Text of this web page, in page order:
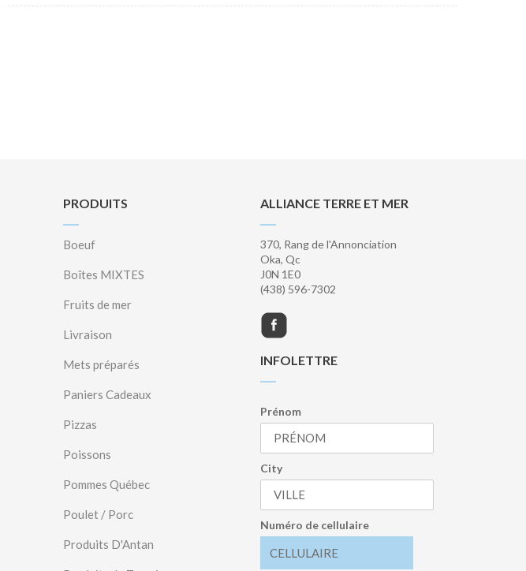
PRODUITS
Boeuf
Boîtes MIXTES
Fruits de mer
Livraison
Mets préparés
Paniers Cadeaux
Pizzas
Poissons
Pommes Québec
Poulet / Porc
Produits D'Antan
ALLIANCE TERRE ET MER
370, Rang de l'Annonciation
Oka, Qc
J0N 1E0
(438) 596-7302
INFOLETTRE
Prénom
City
Numéro de cellulaire